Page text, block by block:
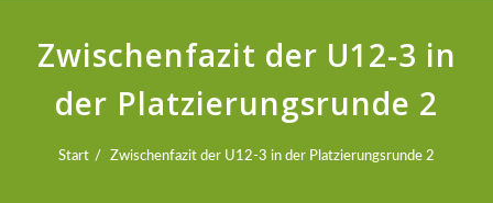
Zwischenfazit der U12-3 in
der Platzierungsrunde 2
Start Zwischenfazit der U12-3 in der Platzierungsrunde 2